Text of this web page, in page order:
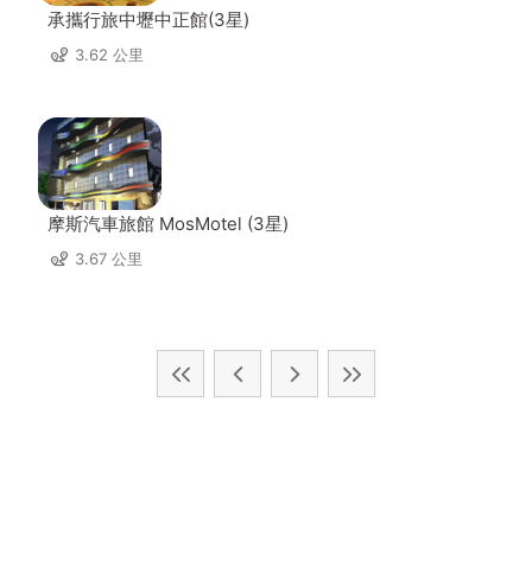
承攜行旅中壢中正館(3星)
3.62 公里
摩斯汽車旅館 MosMotel (3星)
3.67 公里